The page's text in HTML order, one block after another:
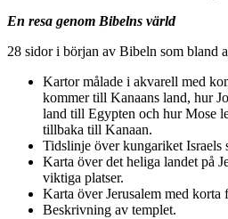
En resa genom Bibelns värld
28 sidor i början av Bibeln som bland
Kartor målade i akvarell med
kommer till Kanaans land, hur
land till Egypten och hur Mose
tillbaka till Kanaan.
Tidslinje över kungariket Israels
Karta över det heliga landet på
viktiga platser.
Karta över Jerusalem med korta
Beskrivning av templet.